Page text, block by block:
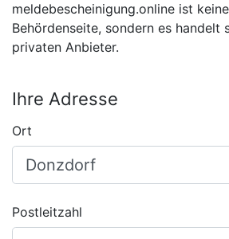
meldebescheinigung.online ist
Behördenseite, sondern es handelt
privaten Anbieter.
Ihre Adresse
Ort
Postleitzahl